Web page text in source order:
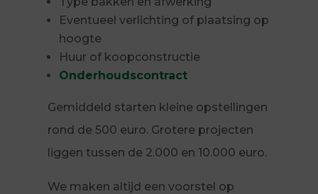
Eventueel verlichting of plaatsing op
hoogte
Huur of koopconstructie
Onderhoudscontract
Gemiddeld starten kleine opstellingen
rond de 500 euro. Grotere projecten
liggen tussen de 2.000 en 10.000 euro.
We maken altijd een voorstel op